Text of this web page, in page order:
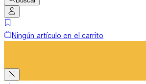
Ningún artículo en el carrito